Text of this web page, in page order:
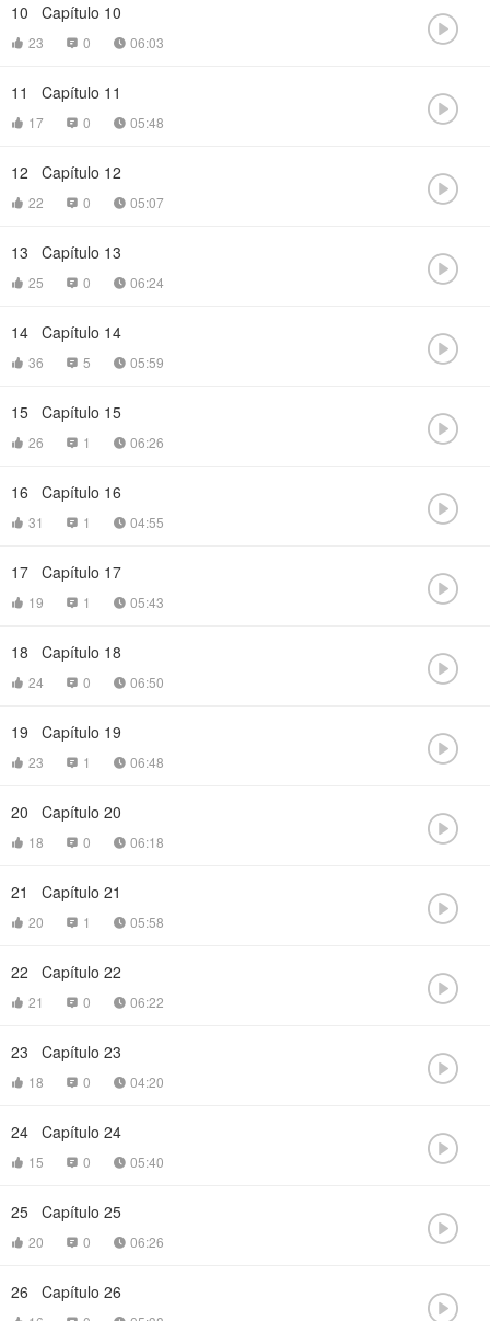
10 Capítulo 10
 23  0  06:03 
11 Capítulo 11
 17  0  05:48 
12 Capítulo 12
 22  0  05:07 
13 Capítulo 13
 25  0  06:24 
14 Capítulo 14
 36  5  05:59 
15 Capítulo 15
 26  1  06:26 
16 Capítulo 16
 31  1  04:55 
17 Capítulo 17
 19  1  05:43 
18 Capítulo 18
 24  0  06:50 
19 Capítulo 19
 23  1  06:48 
20 Capítulo 20
 18  0  06:18 
21 Capítulo 21
 20  1  05:58 
22 Capítulo 22
 21  0  06:22 
23 Capítulo 23
 18  0  04:20 
24 Capítulo 24
 15  0  05:40 
25 Capítulo 25
 20  0  06:26 
26 Capítulo 26
